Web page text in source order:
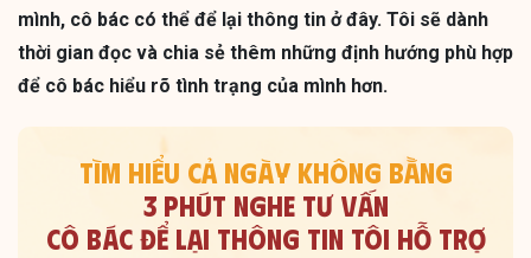
mình, cô bác có thể để lại thông tin ở đây. Tôi sẽ dành
thời gian đọc và chia sẻ thêm những định hướng phù hợp
để cô bác hiểu rõ tình trạng của mình hơn.
TÌM HIỂU CẢ NGÀY KHÔNG BẰNG
3 PHÚT NGHE TƯ VẤN
CÔ BÁC ĐỂ LẠI THÔNG TIN TÔI HỖ TRỢ